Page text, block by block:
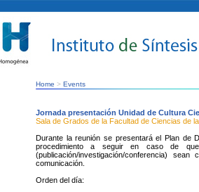
Home > Events
Jornada presentación Unidad de Cultura
Sala de Grados de la Facultad de Ciencias de
Durante la reunión se presentará el Plan de
procedimiento a seguir en caso de
(publicación/investigación/conferencia)
comunicación.
Orden del día: